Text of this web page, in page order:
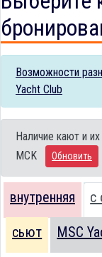
Возможности
Yacht Club
Наличие кают и
MCK
Обновить
внутренняя с
сьют MSC